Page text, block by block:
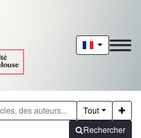
Tout
Rechercher